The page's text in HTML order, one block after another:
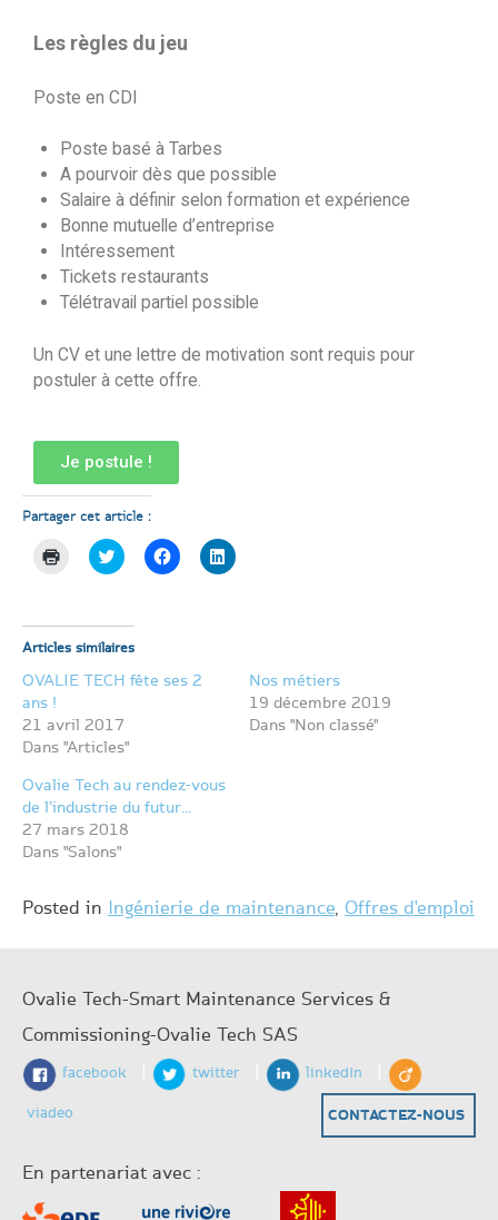
Les règles du jeu
Poste en CDI
Poste basé à Tarbes
A pourvoir dès que possible
Salaire à définir selon formation et expérience
Bonne mutuelle d’entreprise
Intéressement
Tickets restaurants
Télétravail partiel possible
Un CV et une lettre de motivation sont requis pour
postuler à cette offre.
Je postule !
Partager cet article :
Cliquer
pour
nouvelle
fenêtre)
Cliquez
pour
dans
une
nouvelle
Cliquez
pour
Cliquez
pour
Articles similaires
OVALIE TECH fête ses 2
ans !
21 avril 2017
Dans "Articles"
Nos métiers
19 décembre 2019
Dans "Non classé"
Ovalie Tech au rendez-vous
de l’industrie du futur…
27 mars 2018
Dans "Salons"
Posted in Ingénierie de maintenance, Offres d'emploi
Ovalie Tech-Smart Maintenance Services &
Commissioning-Ovalie Tech SAS
facebook twitter linkedIn
viadeo CONTACTEZ-NOUS
En partenariat avec :